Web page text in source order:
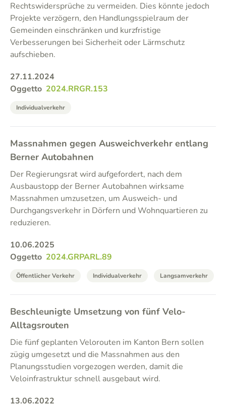
Rechtswidersprüche zu vermeiden. Dies könnte jedoch
Projekte verzögern, den Handlungsspielraum der
Gemeinden einschränken und kurzfristige
Verbesserungen bei Sicherheit oder Lärmschutz
aufschieben.
27.11.2024
Oggetto 2024.RRGR.153
Individualverkehr
Massnahmen gegen Ausweichverkehr entlang
Berner Autobahnen
Der Regierungsrat wird aufgefordert, nach dem
Ausbaustopp der Berner Autobahnen wirksame
Massnahmen umzusetzen, um Ausweich- und
Durchgangsverkehr in Dörfern und Wohnquartieren zu
reduzieren.
10.06.2025
Oggetto 2024.GRPARL.89
Öffentlicher Verkehr Individualverkehr Langsamverkehr
Beschleunigte Umsetzung von fünf Velo-
Alltagsrouten
Die fünf geplanten Velorouten im Kanton Bern sollen
zügig umgesetzt und die Massnahmen aus den
Planungsstudien vorgezogen werden, damit die
Veloinfrastruktur schnell ausgebaut wird.
13.06.2022